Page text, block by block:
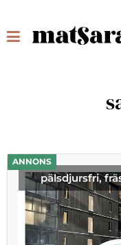
ANNONS
pälsdjursfri,